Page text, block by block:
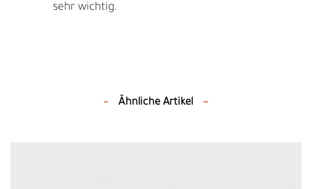
sehr wichtig.
Ähnliche Artikel